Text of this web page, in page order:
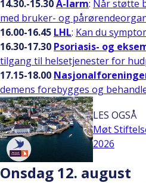
14.30.-15.30A-larm: Når støtte
med bruker- og
16.00-16.45 LHL: Kan du
16.30-17.30 Psoriasis- og
tilgang til helsetjenester for
17.15-18.00
demens forebygges og
LES OGSÅ
Møt
2026
Onsdag 12. august